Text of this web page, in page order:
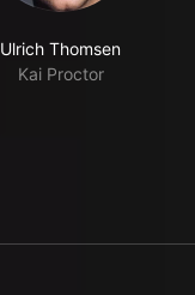
Ulrich Thomsen
Kai Proctor